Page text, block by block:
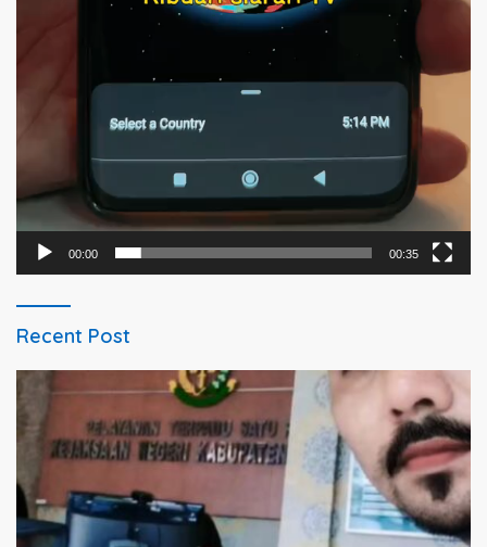
00:00 00:35
Recent Post